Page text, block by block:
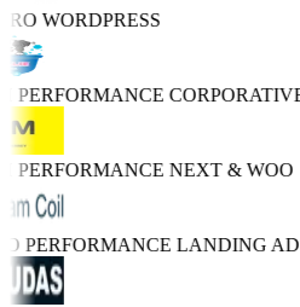
WORDPRESS
PERFORMANCECORPORATIVE
PERFORMANCENEXT & WOO
PERFORMANCELANDING ADS